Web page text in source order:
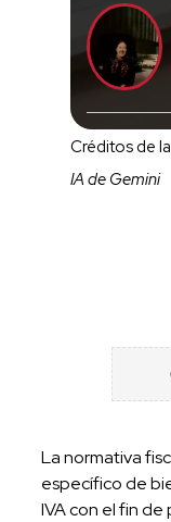
Créditos de
IA de Gemini
La normativa
específico de
IVA con el fin